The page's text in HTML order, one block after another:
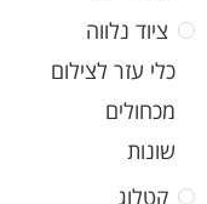
ציוד נלווה
כלי עזר לצילום
מכחולים
שונות
קטלוג